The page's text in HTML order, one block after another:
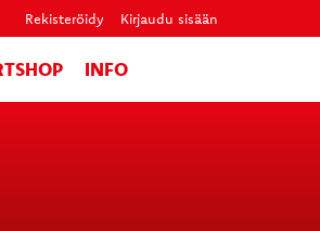
Rekisteröidy Kirjaudu sisään
INFO